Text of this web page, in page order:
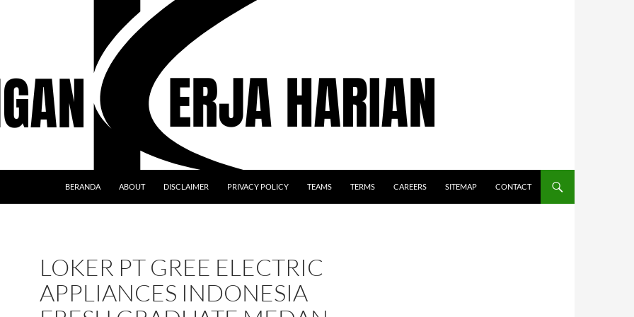
BERANDA ABOUT DISCLAIMER PRIVACY POLICY TEAMS TERMS CAREERS SITEMAP CONTACT
LOKER PT GREE ELECTRIC
APPLIANCES INDONESIA